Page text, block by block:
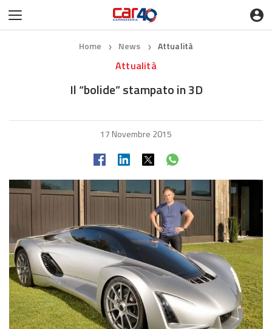
Home ❯ News ❯ Attualità
Attualità
Il “bolide” stampato in 3D
17 Novembre 2015